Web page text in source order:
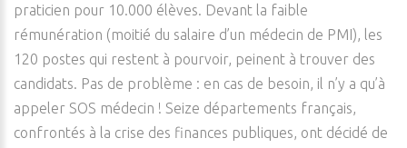
praticien pour 10.000 élèves. Devant la faible
rémunération (moitié du salaire d’un médecin de PMI), les
120 postes qui restent à pourvoir, peinent à trouver des
candidats. Pas de problème : en cas de besoin, il n’y a qu’à
appeler SOS médecin ! Seize départements français,
confrontés à la crise des finances publiques, ont décidé de